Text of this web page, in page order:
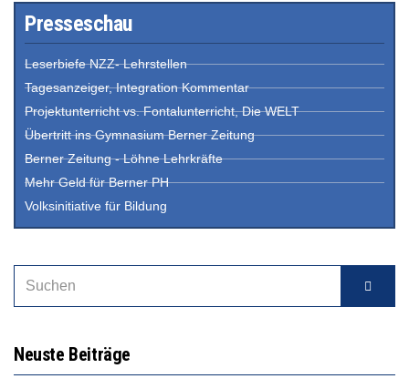
Presseschau
Leserbiefe NZZ- Lehrstellen
Tagesanzeiger, Integration Kommentar
Projektunterricht vs. Fontalunterricht, Die WELT
Übertritt ins Gymnasium Berner Zeitung
Berner Zeitung - Löhne Lehrkräfte
Mehr Geld für Berner PH
Volksinitiative für Bildung
Neuste Beiträge